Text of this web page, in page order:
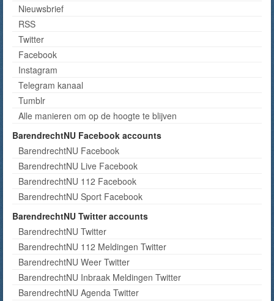
Nieuwsbrief
RSS
Twitter
Facebook
Instagram
Telegram kanaal
Tumblr
Alle manieren om op de hoogte te blijven
BarendrechtNU Facebook accounts
BarendrechtNU Facebook
BarendrechtNU Live Facebook
BarendrechtNU 112 Facebook
BarendrechtNU Sport Facebook
BarendrechtNU Twitter accounts
BarendrechtNU Twitter
BarendrechtNU 112 Meldingen Twitter
BarendrechtNU Weer Twitter
BarendrechtNU Inbraak Meldingen Twitter
BarendrechtNU Agenda Twitter